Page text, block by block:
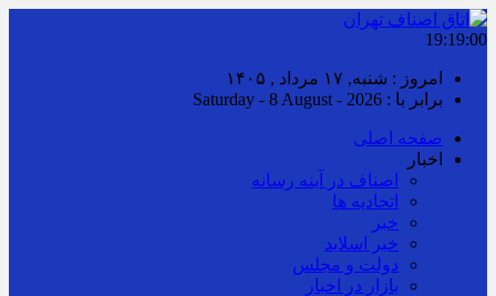
19:19:00
امروز : شنبه, ۱۷ مرداد , ۱۴۰۵
برابر با : Saturday - 8 August - 2026
صفحه اصلی
اخبار
اصناف در آینه رسانه
اتحادیه ها
خبر
خبر اسلايد
دولت و مجلس
بازار در اخبار